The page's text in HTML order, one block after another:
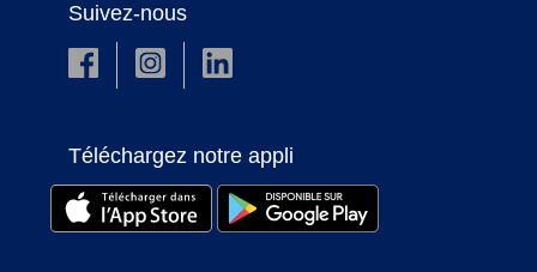
Suivez-nous
Téléchargez notre appli